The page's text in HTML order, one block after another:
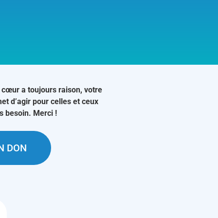
a toujours raison, votre
d’agir pour celles et ceux
besoin. Merci !
DON